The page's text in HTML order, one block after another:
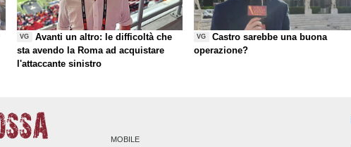
VG
Avanti un altro: le difficoltà che
sta avendo la Roma ad acquistare
l'attaccante sinistro
VG
Castro sarebbe una buona
operazione?
MOBILE